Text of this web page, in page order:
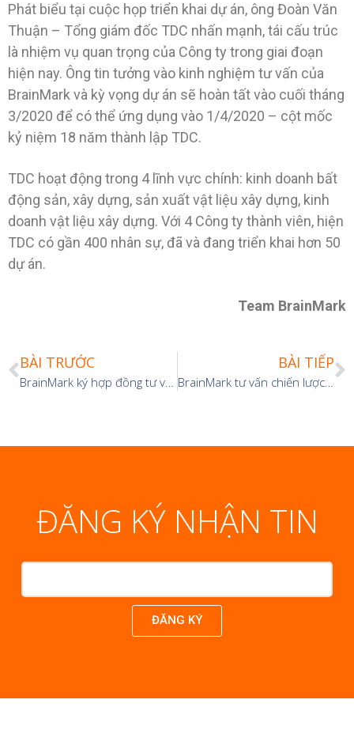
Phát biểu tại cuộc họp triển khai dự án, ông Đoàn Văn
Thuận – Tổng giám đốc TDC nhấn mạnh, tái cấu trúc
là nhiệm vụ quan trọng của Công ty trong giai đoạn
hiện nay. Ông tin tưởng vào kinh nghiệm tư vấn của
BrainMark và kỳ vọng dự án sẽ hoàn tất vào cuối tháng
3/2020 để có thể ứng dụng vào 1/4/2020 – cột mốc
kỷ niệm 18 năm thành lập TDC.
TDC hoạt động trong 4 lĩnh vực chính: kinh doanh bất
động sản, xây dựng, sản xuất vật liệu xây dựng, kinh
doanh vật liệu xây dựng. Với 4 Công ty thành viên, hiện
TDC có gần 400 nhân sự, đã và đang triển khai hơn 50
dự án.
Team BrainMark
BÀI TRƯỚC BÀI TIẾP
BrainMark tư vấn chiến lược và ứng dụng Digital Marketing cho Novartis
ĐĂNG KÝ NHẬN TIN
ĐĂNG KÝ